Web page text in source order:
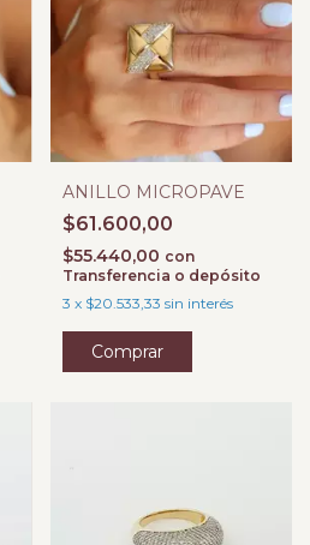
ANILLO MICROPAVE
$61.600,00
$55.440,00 con
Transferencia o depósito
3 x $20.533,33 sin interés
Comprar